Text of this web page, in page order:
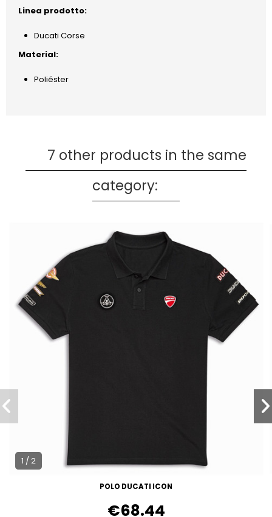
Linea prodotto:
Ducati Corse
Material:
Poliéster
7 other products in the same
category:
1 / 2
POLO DUCATI ICON
€68.44